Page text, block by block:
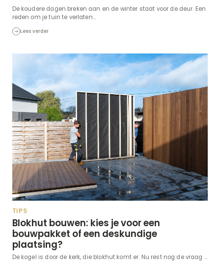
De koudere dagen breken aan en de winter staat voor de deur. Een
reden om je tuin te verlaten...
Lees verder
TIPS
Blokhut bouwen: kies je voor een
bouwpakket of een deskundige
plaatsing?
De kogel is door de kerk, die blokhut komt er. Nu rest nog de vraag ...